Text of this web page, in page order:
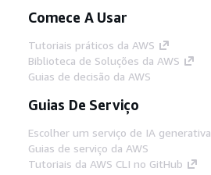
Comece A Usar
Tutoriais práticos da AWS
Biblioteca de Soluções da AWS
Guias de decisão da AWS
Guias De Serviço
Escolher um serviço de IA generativa
Guias de serviço da AWS
Tutoriais da AWS CLI no GitHub